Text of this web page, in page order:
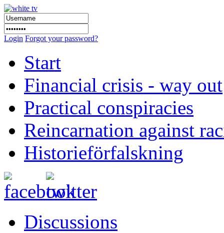
Login Forgot your password?
Start
Financial crisis - way out
Practical conspiracies
Reincarnation against
Historieförfalskning
Discussions